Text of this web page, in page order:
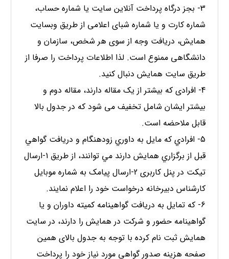
3- بجز درگاه پرداخت آنلاین سایت یا شماره حساب،
شماره کارت و یا شماره شبای اعلامی از طریق وبسایت
همایش، دریافت وجه از سوی هر شخص، سازمان و
دانشگاهی ممنوع است. لذا اطلاعات پرداخت را صرفا از
طریق سایت همایش دنبال کنید.
4- افرادی که بیشتر از یک مقاله دارند، مقاله دوم و
بیشتر ایشان شامل تخفیف می شود که در جدول بالا
قابل ملاحضه است.
5- افرادي كه مايل به داوري زودهنگام و دريافت گواهي
قبل از برگزاري همايش دارند مي توانند، از طریق 1-ارسال
تیکت در پنل کاربری 2-ارسال پیامک به شماره موبایل
کارشناس دبیرخانه درخواست خود را اعلام نمایند.
6- که تمایل به دریافت گواهینامه کمیته داوران و یا
گواهینامه حضور و شرکت در همایش را دارند، در سایت
همایش ثبت نام کرده با توجه به جدول بالای همین
صفحه هزینه صدور گواهی مورد نیاز خود را پرداخت